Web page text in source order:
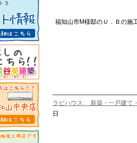
福知山市M様邸のＵ．Ｂの施
ラビハウス 新築・一戸建て
日